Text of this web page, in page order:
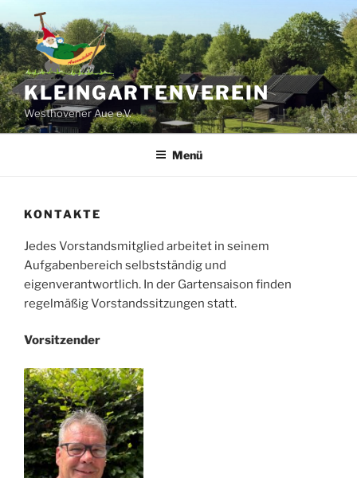
Inhalt
springen
KLEINGARTENVEREIN
Westhovener Aue e.V.
Menü
KONTAKTE
Jedes Vorstandsmitglied arbeitet in seinem
Aufgabenbereich selbstständig und
eigenverantwortlich. In der Gartensaison finden
regelmäßig Vorstandssitzungen statt.
Vorsitzender